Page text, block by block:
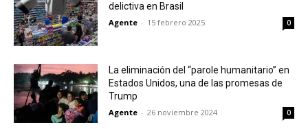
delictiva en Brasil
Agente - 15 febrero 2025 0
La eliminación del “parole humanitario” en
Estados Unidos, una de las promesas de
Trump
Agente - 26 noviembre 2024 0